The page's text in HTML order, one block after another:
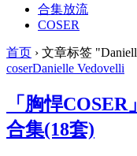
合集放流
COSER
首页 › 文章标签
coserDanielle Vedovelli
「胸悍
合集(18套)